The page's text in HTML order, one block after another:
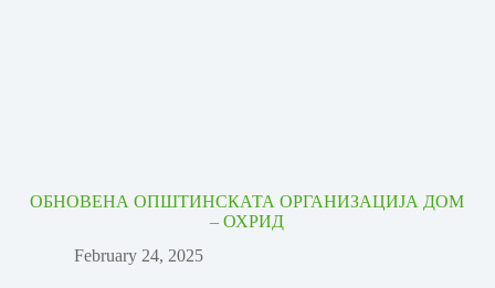
ОБНОВЕНА ОПШТИНСКАТА ОРГАНИЗАЦИЈА ДОМ
– ОХРИД
February 24, 2025